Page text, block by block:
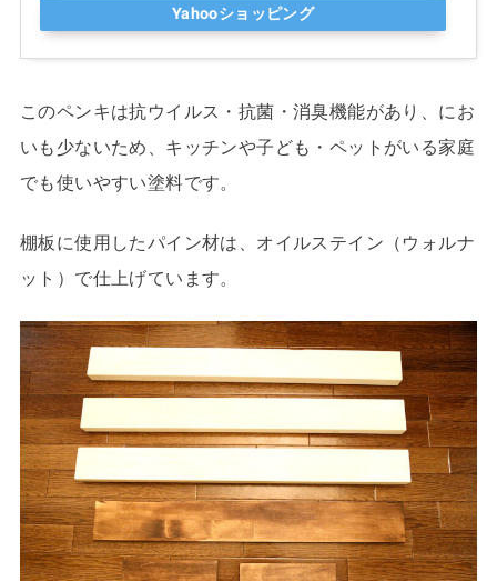
Yahooショッピング
このペンキは抗ウイルス・抗菌・消臭機能があり、にお
いも少ないため、キッチンや子ども・ペットがいる家庭
でも使いやすい塗料です。
棚板に使用したパイン材は、オイルステイン（ウォルナ
ット）で仕上げています。